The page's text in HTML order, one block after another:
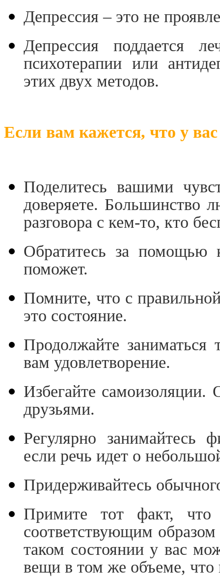
Депрессия – это не
Депрессия поддается
психотерапии или
этих двух методов.
Если вам кажется, что у вас
Поделитесь вашими
доверяете. Большинство
разговора с кем-то, кто
Обратитесь за помощью
поможет.
Помните, что с
это состояние.
Продолжайте
вам удовлетворение.
Избегайте самоизоляции.
друзьями.
Регулярно занимайтесь
если речь идет о
Придерживайтесь
Примите тот факт,
соответствующим
таком состоянии у вас
вещи в том же объеме, что